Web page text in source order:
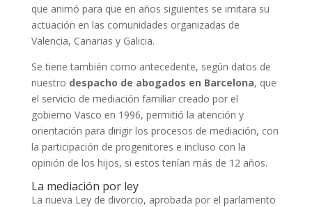
que animó para que en años siguientes se imitara su
actuación en las comunidades organizadas de
Valencia, Canarias y Galicia.
Se tiene también como antecedente, según datos de
nuestro despacho de abogados en Barcelona, que
el servicio de mediación familiar creado por el
gobierno Vasco en 1996, permitió la atención y
orientación para dirigir los procesos de mediación, con
la participación de progenitores e incluso con la
opinión de los hijos, si estos tenían más de 12 años.
La mediación por ley
La nueva Ley de divorcio, aprobada por el parlamento